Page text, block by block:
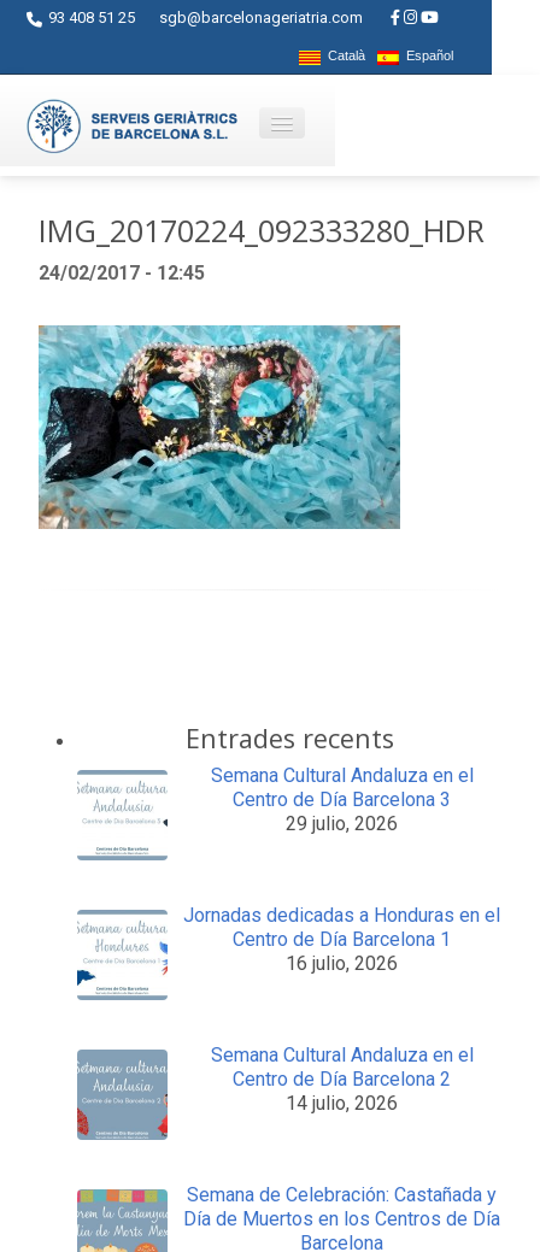
93 408 51 25 sgb@barcelonageriatria.com
Català Español
Servicios
Centros
Ayudas
Contacto
Blog
IMG_20170224_092333280_HDR
24/02/2017 - 12:45
Entrades recents
Semana Cultural Andaluza en el
Centro de Día Barcelona 3
29 julio, 2026
Jornadas dedicadas a Honduras en el
Centro de Día Barcelona 1
16 julio, 2026
Semana Cultural Andaluza en el
Centro de Día Barcelona 2
14 julio, 2026
Semana de Celebración: Castañada y
Día de Muertos en los Centros de Día
Barcelona